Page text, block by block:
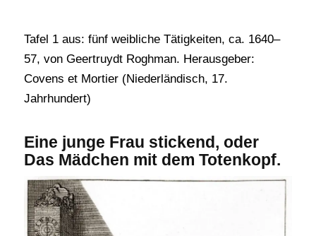
Tafel 1 aus: fünf weibliche Tätigkeiten, ca. 1640–
57, von Geertruydt Roghman. Herausgeber:
Covens et Mortier (Niederländisch, 17.
Jahrhundert)
Eine junge Frau stickend, oder
Das Mädchen mit dem Totenkopf.